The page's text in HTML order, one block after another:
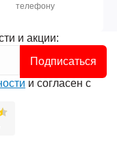
телефону
и акции:
Подписаться
и согласен с